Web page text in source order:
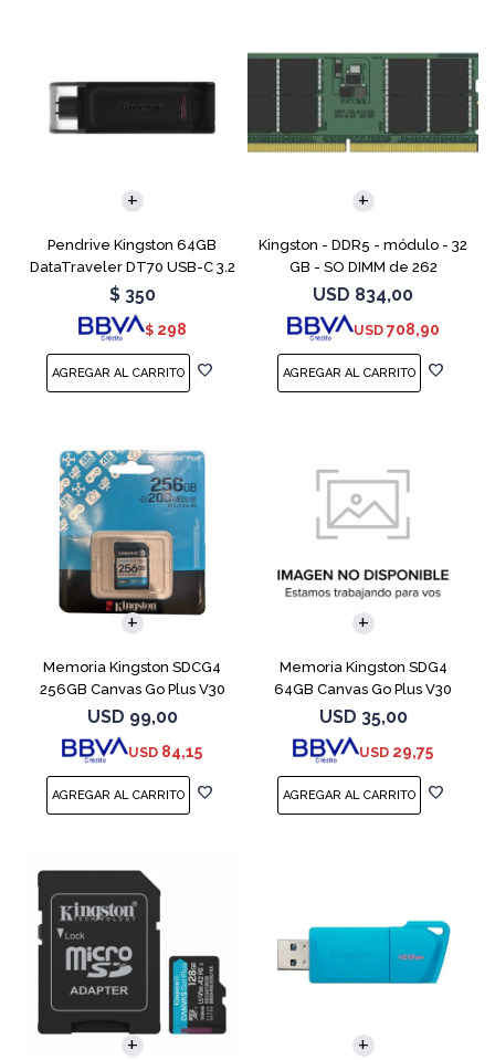
Pendrive Kingston 64GB
DataTraveler DT70 USB-C 3.2
$ 350
$ 298
Kingston - DDR5 - módulo - 32
GB - SO DIMM de 262
contactos - 5600 MT/s / PC5-
44800 - CL46 - 1.1 V - sin
búfer - no ECC
USD 834,00
USD 708,90
Memoria Kingston SDCG4
256GB Canvas Go Plus V30
USD 99,00
USD 84,15
Memoria Kingston SDG4
64GB Canvas Go Plus V30
USD 35,00
USD 29,75